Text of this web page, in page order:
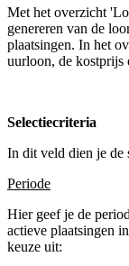
Met het overzicht
genereren van de
plaatsingen. In het
uurloon, de kostprijs
Selectiecriteria
In dit veld dien je de
Periode
Hier geef je de
actieve plaatsingen
keuze uit: